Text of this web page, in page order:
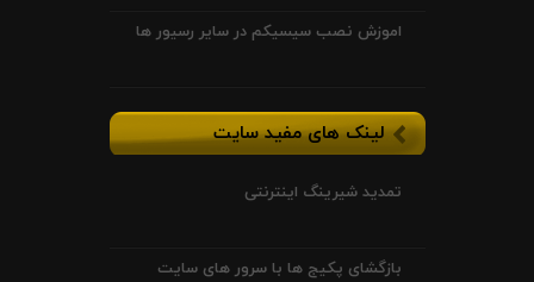
اموزش نصب سیسیکم در سایر رسیور ها
لینک های مفید سایت
تمدید شیرینگ اینترنتی
بازگشای پکیج ها با سرور های سایت